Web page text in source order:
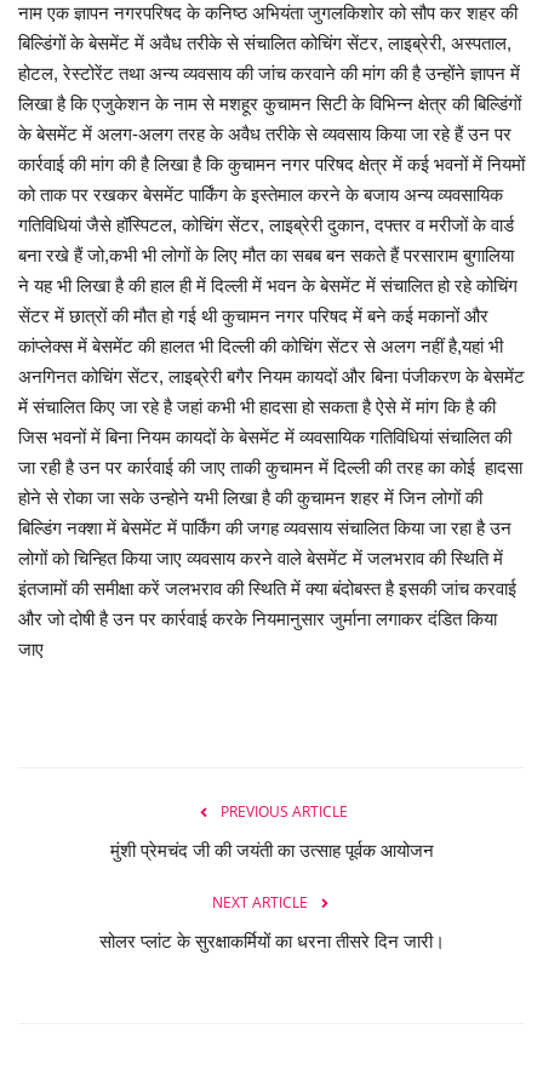
नाम एक ज्ञापन नगरपरिषद के कनिष्ठ अभियंता जुगलकिशोर को सौप कर शहर की
बिल्डिंगों के बेसमेंट में अवैध तरीके से संचालित कोचिंग सेंटर, लाइब्रेरी, अस्पताल,
होटल, रेस्टोरेंट तथा अन्य व्यवसाय की जांच करवाने की मांग की है उन्होंने ज्ञापन में
लिखा है कि एजुकेशन के नाम से मशहूर कुचामन सिटी के विभिन्न क्षेत्र की बिल्डिंगों
के बेसमेंट में अलग-अलग तरह के अवैध तरीके से व्यवसाय किया जा रहे हैं उन पर
कार्रवाई की मांग की है लिखा है कि कुचामन नगर परिषद क्षेत्र में कई भवनों में नियमों
को ताक पर रखकर बेसमेंट पार्किंग के इस्तेमाल करने के बजाय अन्य व्यवसायिक
गतिविधियां जैसे हॉस्पिटल, कोचिंग सेंटर, लाइब्रेरी दुकान, दफ्तर व मरीजों के वार्ड
बना रखे हैं जो,कभी भी लोगों के लिए मौत का सबब बन सकते हैं परसाराम बुगालिया
ने यह भी लिखा है की हाल ही में दिल्ली में भवन के बेसमेंट में संचालित हो रहे कोचिंग
सेंटर में छात्रों की मौत हो गई थी कुचामन नगर परिषद में बने कई मकानों और
कांप्लेक्स में बेसमेंट की हालत भी दिल्ली की कोचिंग सेंटर से अलग नहीं है,यहां भी
अनगिनत कोचिंग सेंटर, लाइब्रेरी बगैर नियम कायदों और बिना पंजीकरण के बेसमेंट
में संचालित किए जा रहे है जहां कभी भी हादसा हो सकता है ऐसे में मांग कि है की
जिस भवनों में बिना नियम कायदों के बेसमेंट में व्यवसायिक गतिविधियां संचालित की
जा रही है उन पर कार्रवाई की जाए ताकी कुचामन में दिल्ली की तरह का कोई हादसा
होने से रोका जा सके उन्होने यभी लिखा है की कुचामन शहर में जिन लोगों की
बिल्डिंग नक्शा में बेसमेंट में पार्किंग की जगह व्यवसाय संचालित किया जा रहा है उन
लोगों को चिन्हित किया जाए व्यवसाय करने वाले बेसमेंट में जलभराव की स्थिति में
इंतजामों की समीक्षा करें जलभराव की स्थिति में क्या बंदोबस्त है इसकी जांच करवाई
और जो दोषी है उन पर कार्रवाई करके नियमानुसार जुर्माना लगाकर दंडित किया
जाए
PREVIOUS ARTICLE
मुंशी प्रेमचंद जी की जयंती का उत्साह पूर्वक आयोजन
NEXT ARTICLE
सोलर प्लांट के सुरक्षाकर्मियों का धरना तीसरे दिन जारी।